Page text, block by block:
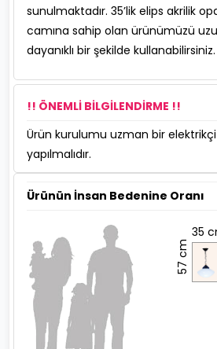
sunulmaktadır. 35’lik elips akrilik
camına sahip olan ürünümüzü
dayanıklı bir şekilde kullanabilirsiniz.
!! ÖNEMLİ BİLGİLENDİRME !!
Ürün kurulumu uzman bir
yapılmalıdır.
Ürünün İnsan Bedenine Oranı
35
57 cm